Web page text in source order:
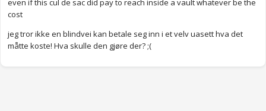
even if this cul de sac did pay to reach inside a vault whatever be the
cost
jeg tror ikke en blindvei kan betale seg inn i et velv uasett hva det
måtte koste! Hva skulle den gjøre der? ;(